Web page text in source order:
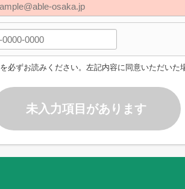
を必ずお読みください。左記内容に同意いただいた
未入力項目があります